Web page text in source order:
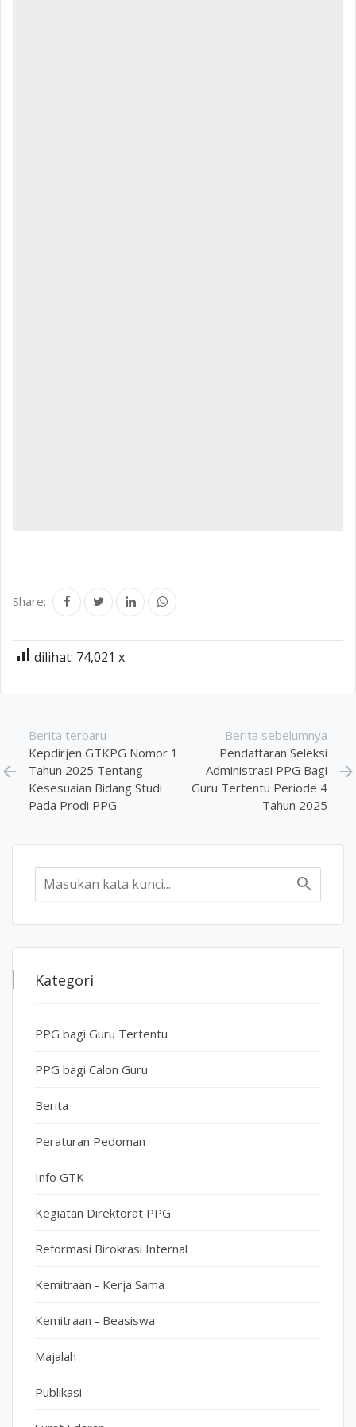
Share:
signal_cellular_alt dilihat: 74,021 x
arrow_back
Berita terbaru
Kepdirjen GTKPG Nomor 1
Tahun 2025 Tentang
Kesesuaian Bidang Studi
Pada Prodi PPG
arrow_forward
Berita sebelumnya
Pendaftaran Seleksi
Administrasi PPG Bagi
Guru Tertentu Periode 4
Tahun 2025
search
Kategori
PPG bagi Guru Tertentu
PPG bagi Calon Guru
Berita
Peraturan Pedoman
Info GTK
Kegiatan Direktorat PPG
Reformasi Birokrasi Internal
Kemitraan - Kerja Sama
Kemitraan - Beasiswa
Majalah
Publikasi